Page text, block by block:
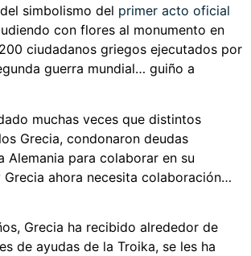
simbolismo del primer acto oficial
con flores al monumento en
ciudadanos griegos ejecutados por
guerra mundial… guiño a
muchas veces que distintos
Grecia, condonaron deudas
Alemania para colaborar en su
ahora necesita colaboración…
Grecia ha recibido alrededor de
de ayudas de la Troika, se les ha